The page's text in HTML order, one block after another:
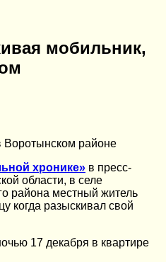
мобильник,
Воротынском районе
хронике» в пресс-
области, в селе
района местный житель
когда разыскивал свой
17 декабря в квартире